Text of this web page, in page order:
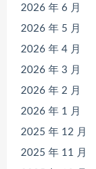
2026 年 6 月
2026 年 5 月
2026 年 4 月
2026 年 3 月
2026 年 2 月
2026 年 1 月
2025 年 12 月
2025 年 11 月